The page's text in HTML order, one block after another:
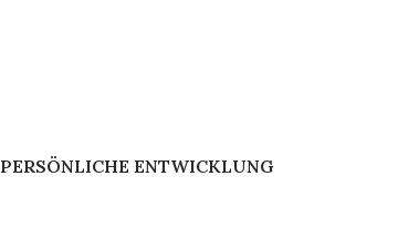
PERSÖNLICHE ENTWICKLUNG